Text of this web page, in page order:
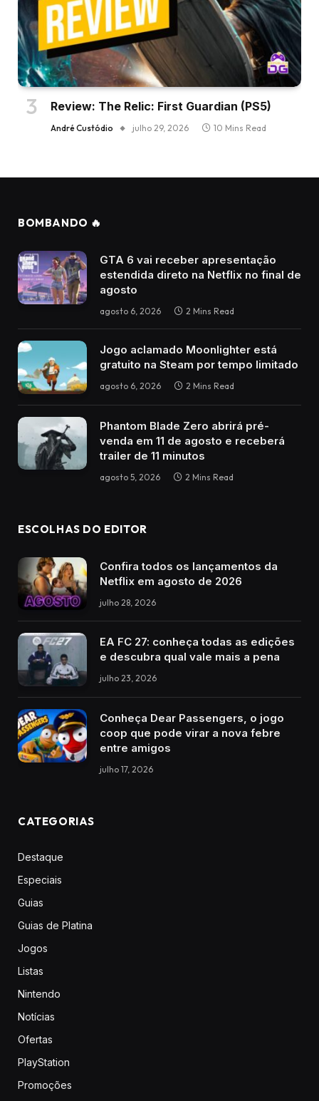
Review: The Relic: First Guardian (PS5)
André Custódio julho 29, 2026 10 Mins Read
BOMBANDO 🔥
GTA 6 vai receber apresentação
estendida direto na Netflix no final de
agosto
agosto 6, 2026 2 Mins Read
Jogo aclamado Moonlighter está
gratuito na Steam por tempo limitado
agosto 6, 2026 2 Mins Read
Phantom Blade Zero abrirá pré-
venda em 11 de agosto e receberá
trailer de 11 minutos
agosto 5, 2026 2 Mins Read
ESCOLHAS DO EDITOR
Confira todos os lançamentos da
Netflix em agosto de 2026
julho 28, 2026
EA FC 27: conheça todas as edições
e descubra qual vale mais a pena
julho 23, 2026
Conheça Dear Passengers, o jogo
coop que pode virar a nova febre
entre amigos
julho 17, 2026
CATEGORIAS
Destaque
Especiais
Guias
Guias de Platina
Jogos
Listas
Nintendo
Notícias
Ofertas
PlayStation
Promoções